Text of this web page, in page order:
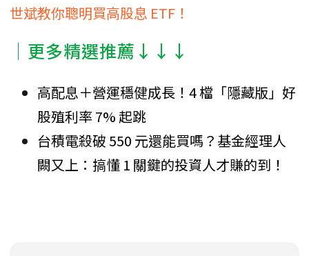
世斌教你聰明買高股息 ETF！
│更多精選推薦↓↓↓
高配息＋營運穩健成長！4 檔「隱藏版」好
股殖利率 7% 起跳
台積電殺破 550 元還能買嗎？基金經理人
闕又上：搞懂 1 關鍵的投資人才賺的到！